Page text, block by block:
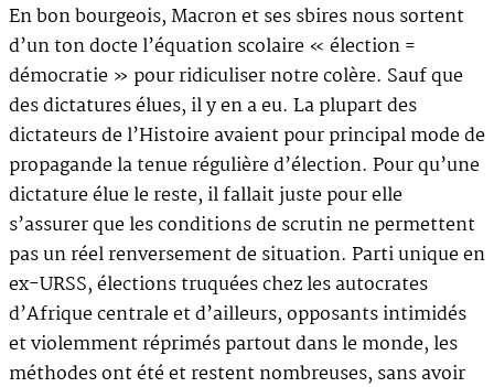
En bon bourgeois, Macron et ses sbires nous sortent
d’un ton docte l’équation scolaire « élection =
démocratie » pour ridiculiser notre colère. Sauf que
des dictatures élues, il y en a eu. La plupart des
dictateurs de l’Histoire avaient pour principal mode de
propagande la tenue régulière d’élection. Pour qu’une
dictature élue le reste, il fallait juste pour elle
s’assurer que les conditions de scrutin ne permettent
pas un réel renversement de situation. Parti unique en
ex-URSS, élections truquées chez les autocrates
d’Afrique centrale et d’ailleurs, opposants intimidés
et violemment réprimés partout dans le monde, les
méthodes ont été et restent nombreuses, sans avoir